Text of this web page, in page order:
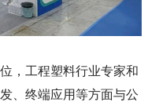
，工程塑料行业专家和
、终端应用等方面与公